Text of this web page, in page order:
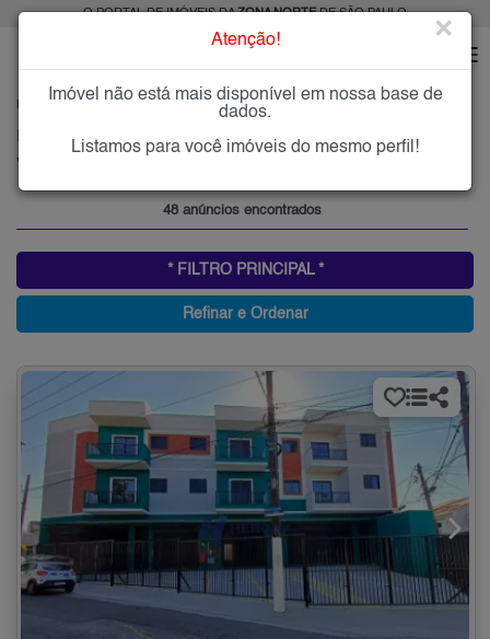
O PORTAL DE IMÓVEIS DAZONA NORTEDE SÃO PAULO
VILA SABRINA
Vila Sabrina, Zona Norte
48 anúncios encontrados
* FILTRO PRINCIPAL *
Refinar e Ordenar
Atenção! ×
Imóvel não está mais disponível em nossa base de
dados.
Listamos para você imóveis do mesmo perfil!